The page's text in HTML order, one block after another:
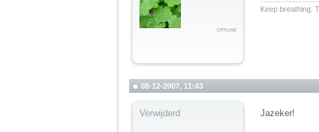
Keep breathing.
08-12-2007, 11:43
Verwijderd Jazeker!